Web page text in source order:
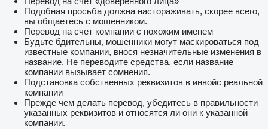
Подобная просьба должна настораживать, скорее всего,
вы общаетесь с мошенником.
Перевод на счет компании с похожим именем
Будьте бдительны, мошенники могут маскироваться под
известные компании, внося незначительные изменения в
название. Не переводите средства, если название
компании вызывает сомнения.
Подстановка собственных реквизитов в инвойс реальной
компании
Прежде чем делать перевод, убедитесь в правильности
указанных реквизитов и относятся ли они к указанной
компании.